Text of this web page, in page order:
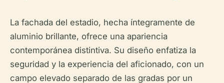
La fachada del estadio, hecha íntegramente de
aluminio brillante, ofrece una apariencia
contemporánea distintiva. Su diseño enfatiza la
seguridad y la experiencia del aficionado, con un
campo elevado separado de las gradas por un